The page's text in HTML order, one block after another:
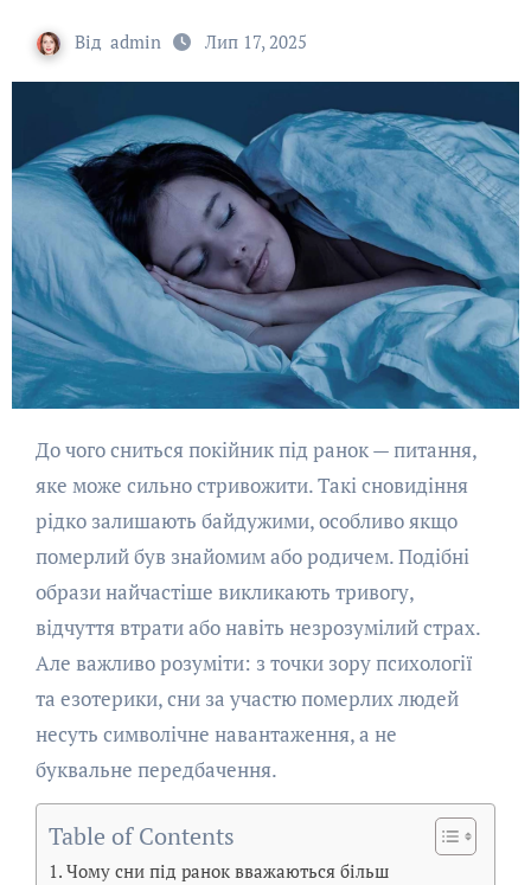
Від admin Лип 17, 2025
До чого сниться покійник під ранок — питання,
яке може сильно стривожити. Такі сновидіння
рідко залишають байдужими, особливо якщо
померлий був знайомим або родичем. Подібні
образи найчастіше викликають тривогу,
відчуття втрати або навіть незрозумілий страх.
Але важливо розуміти: з точки зору психології
та езотерики, сни за участю померлих людей
несуть символічне навантаження, а не
буквальне передбачення.
Table of Contents
Чому сни під ранок вважаються більш